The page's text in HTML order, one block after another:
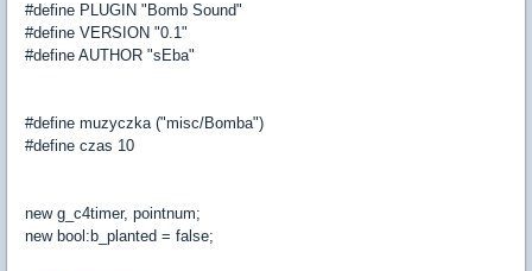
#define PLUGIN "Bomb Sound"
#define VERSION "0.1"
#define AUTHOR "sEba"
#define muzyczka ("misc/Bomba")
#define czas 10
new g_c4timer, pointnum;
new bool:b_planted = false;